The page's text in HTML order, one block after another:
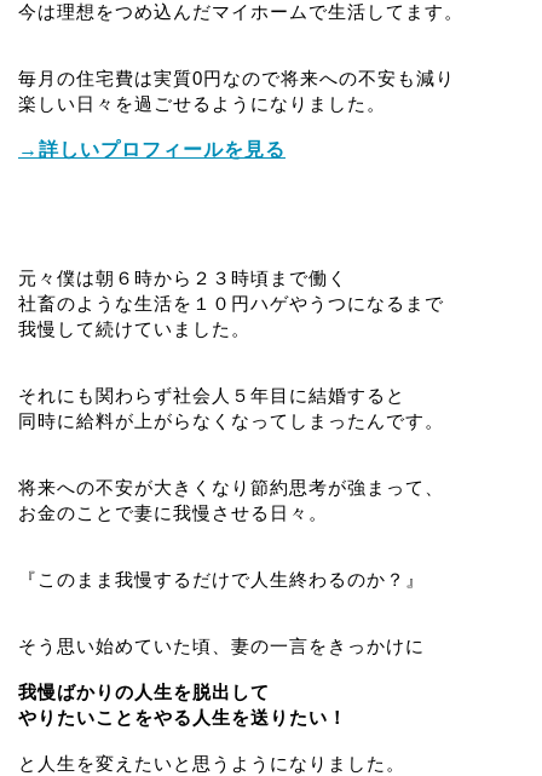
今は理想をつめ込んだマイホームで生活してます。
毎月の住宅費は実質0円なので将来への不安も減り
楽しい日々を過ごせるようになりました。
→詳しいプロフィールを見る
元々僕は朝６時から２３時頃まで働く
社畜のような生活を１０円ハゲやうつになるまで
我慢して続けていました。
それにも関わらず社会人５年目に結婚すると
同時に給料が上がらなくなってしまったんです。
将来への不安が大きくなり節約思考が強まって、
お金のことで妻に我慢させる日々。
『このまま我慢するだけで人生終わるのか？』
そう思い始めていた頃、妻の一言をきっかけに
我慢ばかりの人生を脱出して
やりたいことをやる人生を送りたい！
と人生を変えたいと思うようになりました。